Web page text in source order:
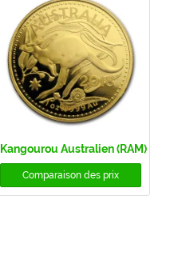
Kangourou Australien (RAM)
Comparaison des prix